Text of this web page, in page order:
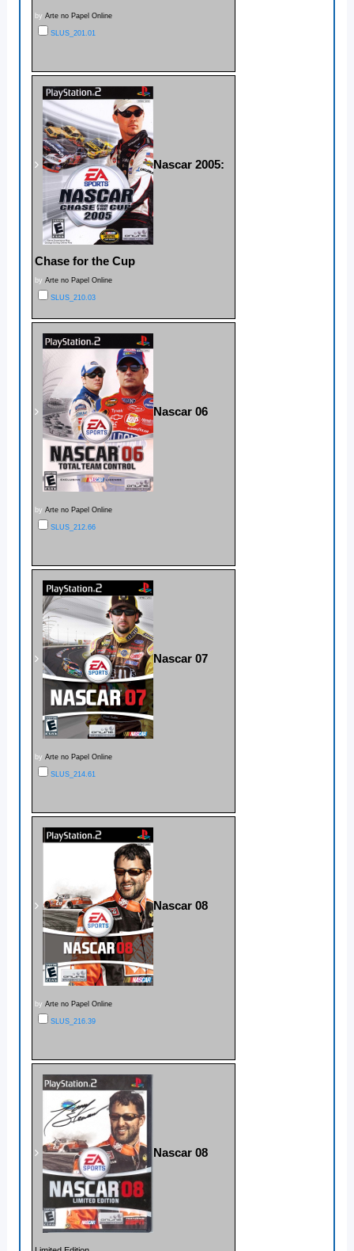
by Arte no Papel Online
SLUS_201.01
Nascar 2005:
Chase for the Cup
by Arte no Papel Online
SLUS_210.03
Nascar 06
by Arte no Papel Online
SLUS_212.66
Nascar 07
by Arte no Papel Online
SLUS_214.61
Nascar 08
by Arte no Papel Online
SLUS_216.39
Nascar 08